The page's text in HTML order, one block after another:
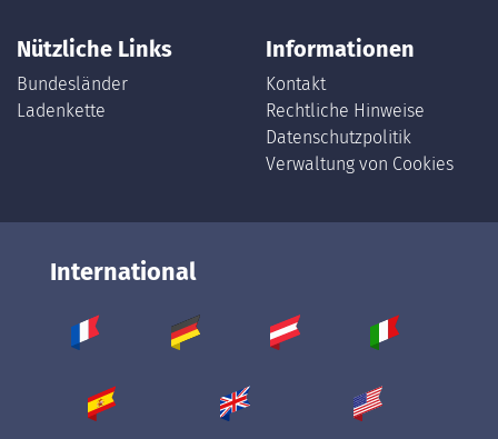
Nützliche Links
Bundesländer
Ladenkette
Informationen
Kontakt
Rechtliche Hinweise
Datenschutzpolitik
Verwaltung von Cookies
International